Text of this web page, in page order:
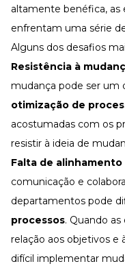
altamente benéfica,
enfrentam uma série
Alguns dos desafios
Resistência à
mudança pode ser um
otimização de
acostumadas com os
resistir à ideia de
Falta de
comunicação e
departamentos pode
processos. Quando
relação aos objetivos e
difícil implementar